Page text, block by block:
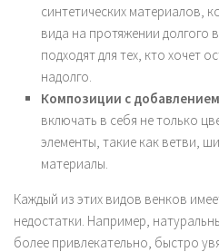
синтетических материалов,
вида на протяжении долгого
подходят для тех, кто хочет
надолго.
Композиции с
включать в себя не только
элементы, такие как ветви,
материалы.
Каждый из этих видов венков
недостатки. Например,
более привлекательно, быстро